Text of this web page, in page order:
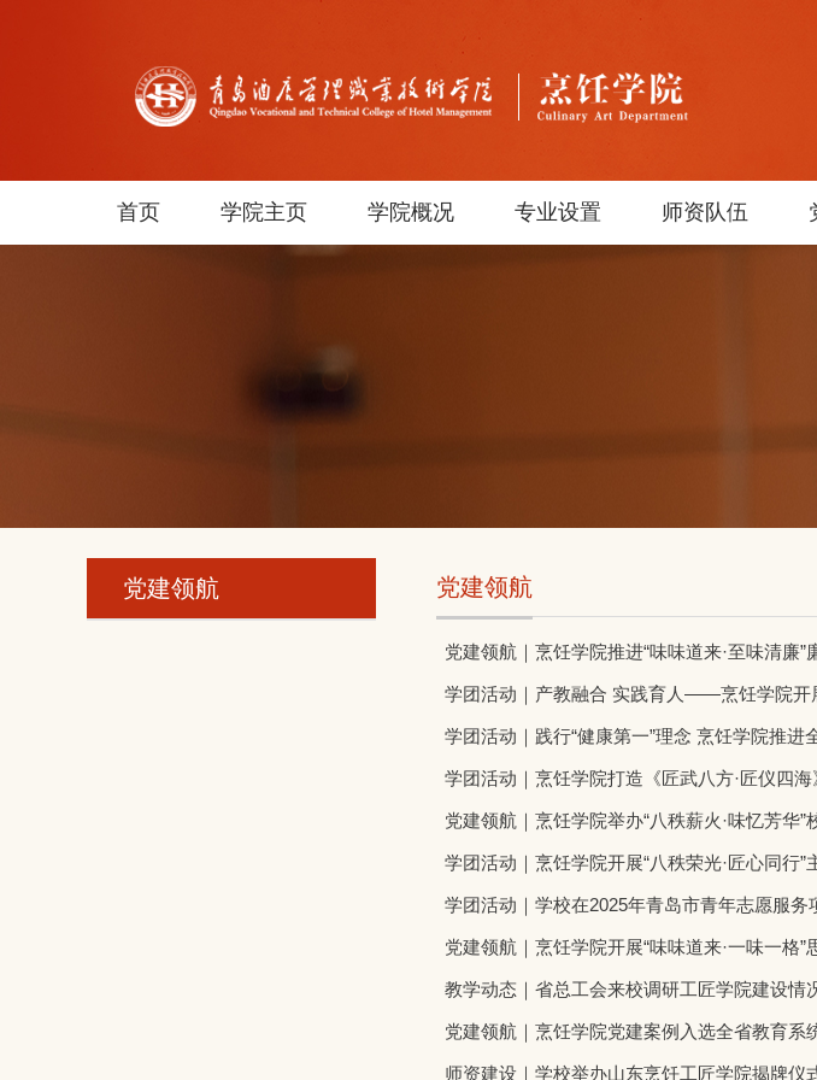
首页 学院主页 学院概况 专业设置 师资队伍
党建领航 党建领航
党建领航｜烹饪学院推进“味味道来·至味清廉”
学团活动｜产教融合 实践育人——烹饪学院开
学团活动｜践行“健康第一”理念 烹饪学院推进
学团活动｜烹饪学院打造《匠武八方·匠仪四
党建领航｜烹饪学院举办“八秩薪火·味忆芳华”
学团活动｜烹饪学院开展“八秩荣光·匠心同行”
学团活动｜学校在2025年青岛市青年志愿服
党建领航｜烹饪学院开展“味味道来·一味一格
教学动态｜省总工会来校调研工匠学院建设情
党建领航｜烹饪学院党建案例入选全省教育系
师资建设｜学校举办山东烹饪工匠学院揭牌仪